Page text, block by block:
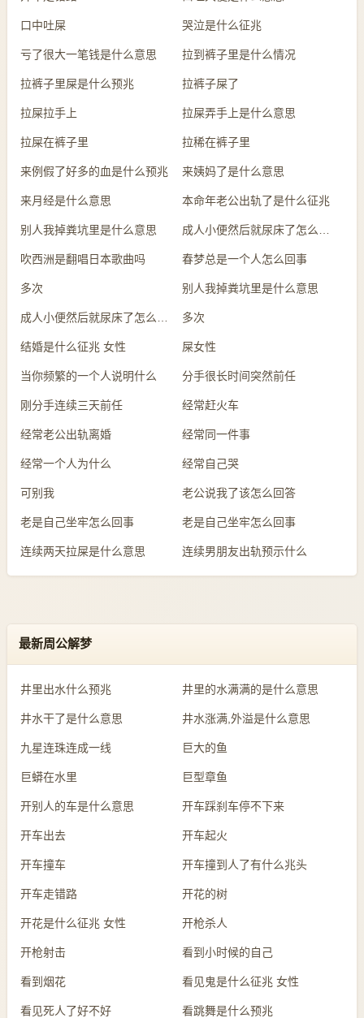
口中吐屎 哭泣是什么征兆
亏了很大一笔钱是什么意思 拉到裤子里是什么情况
拉裤子里屎是什么预兆 拉裤子屎了
拉屎拉手上 拉屎弄手上是什么意思
拉屎在裤子里 拉稀在裤子里
来例假了好多的血是什么预兆 来姨妈了是什么意思
来月经是什么意思 本命年老公出轨了是什么征兆
别人我掉粪坑里是什么意思
吹西洲是翻唱日本歌曲吗 春梦总是一个人怎么回事
多次 别人我掉粪坑里是什么意思
多次
结婚是什么征兆 女性 屎女性
当你频繁的一个人说明什么 分手很长时间突然前任
刚分手连续三天前任 经常赶火车
经常老公出轨离婚 经常同一件事
经常一个人为什么 经常自己哭
可别我 老公说我了该怎么回答
老是自己坐牢怎么回事 老是自己坐牢怎么回事
连续两天拉屎是什么意思 连续男朋友出轨预示什么
最新周公解梦
井里出水什么预兆 井里的水满满的是什么意思
井水干了是什么意思 井水涨满,外溢是什么意思
九星连珠连成一线 巨大的鱼
巨蟒在水里 巨型章鱼
开别人的车是什么意思 开车踩刹车停不下来
开车出去 开车起火
开车撞车 开车撞到人了有什么兆头
开车走错路 开花的树
开花是什么征兆 女性 开枪杀人
开枪射击 看到小时候的自己
看到烟花 看见鬼是什么征兆 女性
看见死人了好不好 看跳舞是什么预兆